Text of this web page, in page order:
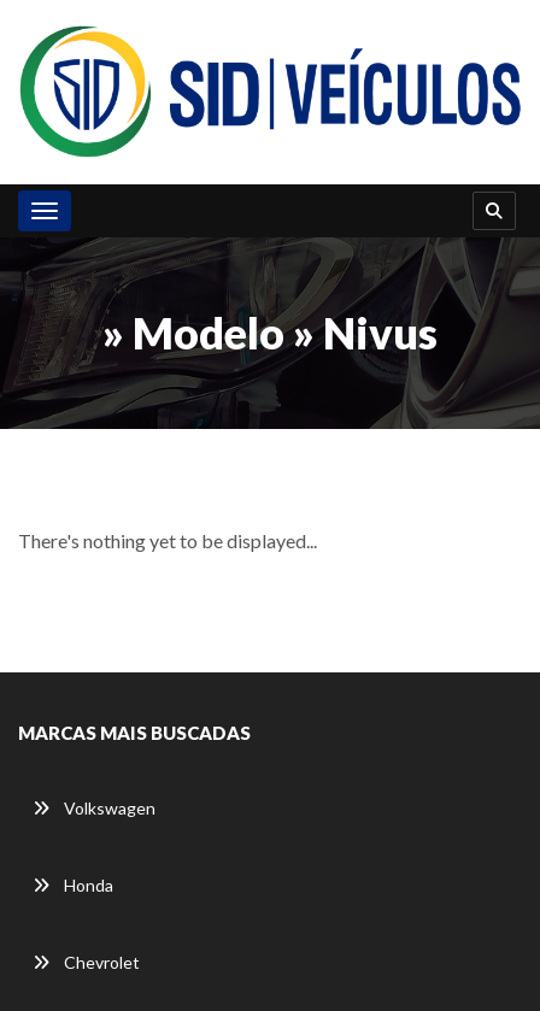
Toggle navigation
» Modelo » Nivus
There's nothing yet to be displayed...
MARCAS MAIS BUSCADAS
Volkswagen
Honda
Chevrolet